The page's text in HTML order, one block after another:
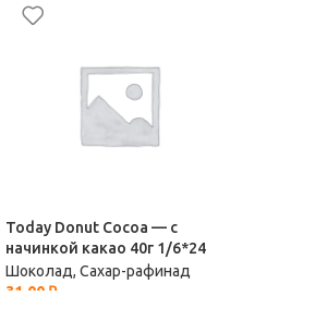
Today Donut Cocoa — с
начинкой какао 40г 1/6*24
Шоколад, Сахар-рафинад
31,00 ₽